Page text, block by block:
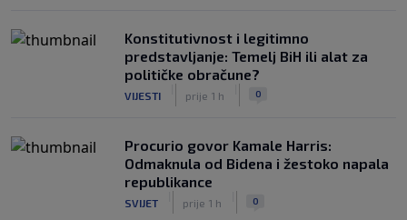
Konstitutivnost i legitimno
predstavljanje: Temelj BiH ili alat za
političke obračune?
VIJESTI prije 1 h 0
Procurio govor Kamale Harris:
Odmaknula od Bidena i žestoko napala
republikance
SVIJET prije 1 h 0